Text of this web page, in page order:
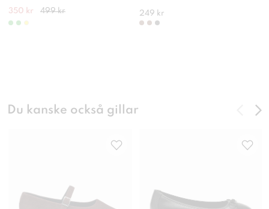
350 kr 499 kr 249 kr
Du kanske också gillar